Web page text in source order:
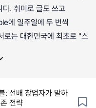
. 취미로 글도 쓰고
에 일주일에 두 번씩
로는 대한민국에 최초로 "스
: 선배 창업자가 말하
전략